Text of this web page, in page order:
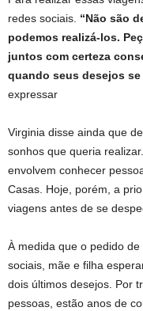
redes sociais. “Não são
podemos realizá-los.
juntos com certeza
quando seus desejos se
expressar
Virginia disse ainda que
sonhos que queria
envolvem conhecer
Casas. Hoje, porém, a
viagens antes de se
À medida que o pedido
sociais, mãe e filha
dois últimos desejos. Por
pessoas, estão anos de